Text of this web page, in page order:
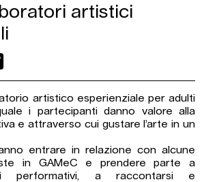
artistici
artistico esperienziale per adulti
i partecipanti danno valore alla
e attraverso cui gustare l’arte in un
entrare in relazione con alcune
in GAMeC e prendere parte a
performativi, a raccontarsi e